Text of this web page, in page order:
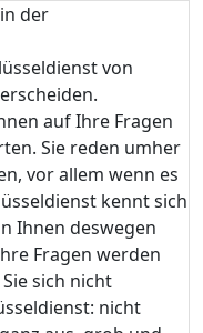
der
von
auf Ihre Fragen
Sie reden umher
vor allem wenn es
kennt sich
Ihnen deswegen
Fragen werden
sich nicht
nicht